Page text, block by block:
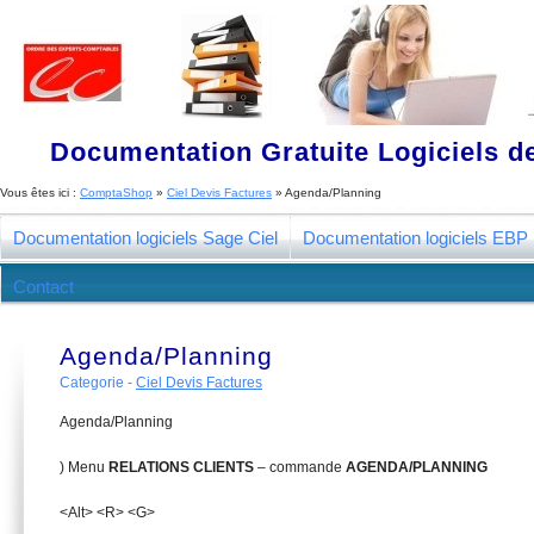
Documentation Gratuite Logiciels
Vous êtes ici : ComptaShop » Ciel Devis Factures » Agenda/Planning
Documentation logiciels Sage Ciel Documentation logiciels EBP
Contact
Agenda/Planning
Categorie - Ciel Devis Factures
Agenda/Planning
) Menu RELATIONS CLIENTS – commande AGENDA/PLANNING
<Alt> <R> <G>